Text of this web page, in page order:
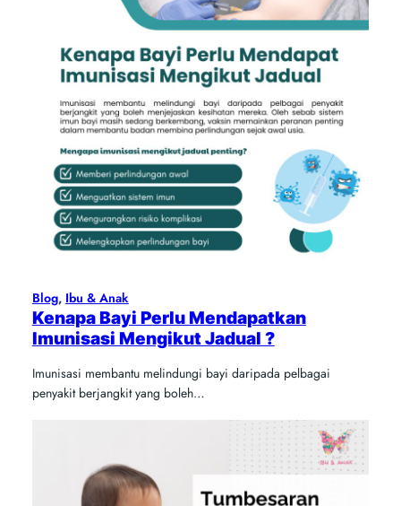
Blog, Ibu & Anak
Kenapa Bayi Perlu Mendapatkan
Imunisasi Mengikut Jadual ?
Imunisasi membantu melindungi bayi daripada pelbagai
penyakit berjangkit yang boleh…